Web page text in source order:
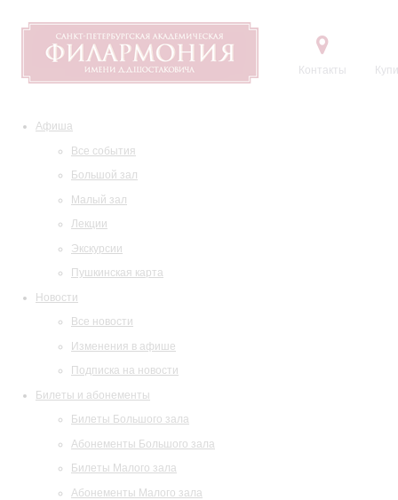
Контакты
Афиша
Все события
Большой зал
Малый зал
Лекции
Экскурсии
Пушкинская карта
Новости
Все новости
Изменения в афише
Подписка на новости
Билеты и абонементы
Билеты Большого зала
Абонементы Большого зала
Билеты Малого зала
Абонементы Малого зала